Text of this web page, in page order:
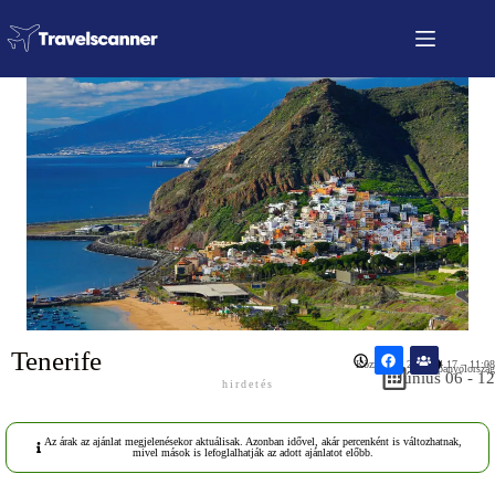
Június 06 - 12
Közzétéve: 2026.04.17 – 11:08
Spanyolország
Tenerife
hirdetés
Az árak az ajánlat megjelenésekor aktuálisak. Azonban idővel, akár percenként is változhatnak,
mivel mások is lefoglalhatják az adott ajánlatot előbb.